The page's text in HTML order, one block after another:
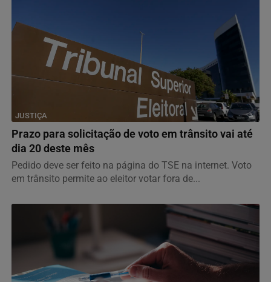
JUSTIÇA
Prazo para solicitação de voto em trânsito vai até
dia 20 deste mês
Pedido deve ser feito na página do TSE na internet. Voto
em trânsito permite ao eleitor votar fora de...